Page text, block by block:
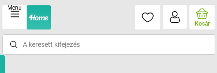
Menu
Kosár